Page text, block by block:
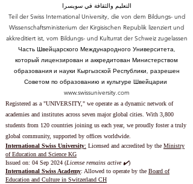
التعليم والثقافة في سويسرا
Teil der Swiss International University, die von dem Bildungs- und
Wissenschaftsministerium der Kirgisischen Republik lizenziert und
akkreditiert ist, vom Bildungs- und Kulturrat der Schweiz zugelassen
Часть Швейцарского Международного Университета,
который лицензирован и аккредитован Министерством
образования и науки Кыргызской Республики, разрешен
Советом по образованию и культуре Швейцарии
www.swissuniversity.com
Registered as a "UNIVERSITY," we operate as a dynamic network of
academies and institutes across seven major global cities. With 3,800
students from 120 countries joining us each year, we proudly foster a truly
global community, supported by offices worldwide.
International Swiss University: Licensed and accredited by the Ministry
of Education and Science KG
Issued on: 04 Sep 2024 (License remains active ✔️)
International Swiss Academy: Allowed to operate by the Board of
Education and Culture in Switzerland CH